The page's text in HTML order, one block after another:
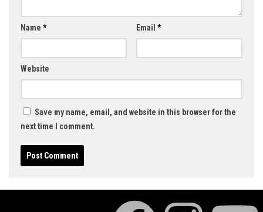
Name * Email *
Website
Save my name, email, and website in this browser for the
next time I comment.